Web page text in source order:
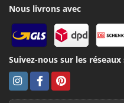
Nous livrons avec
Suivez-nous sur les réseaux